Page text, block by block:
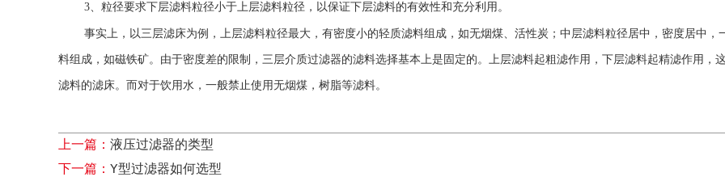
3、 粒径要求下层滤料粒径小于上层滤料粒径，以保证下层滤料的有效性和充分利用。
事实上，以三层滤床为例，上层滤料粒径最大，有密度小的轻质滤料组成，如无烟煤、活性炭；中层滤料粒径居中，密度居中
料组成，如磁铁矿。由于密度差的限制，三层介质过滤器的滤料选择基本上是固定的。上层滤料起粗滤作用，下层滤料起精滤作用，
滤料的滤床。而对于饮用水，一般禁止使用无烟煤，树脂等滤料。
上一篇： 液压过滤器的类型
下一篇： Y型过滤器如何选型